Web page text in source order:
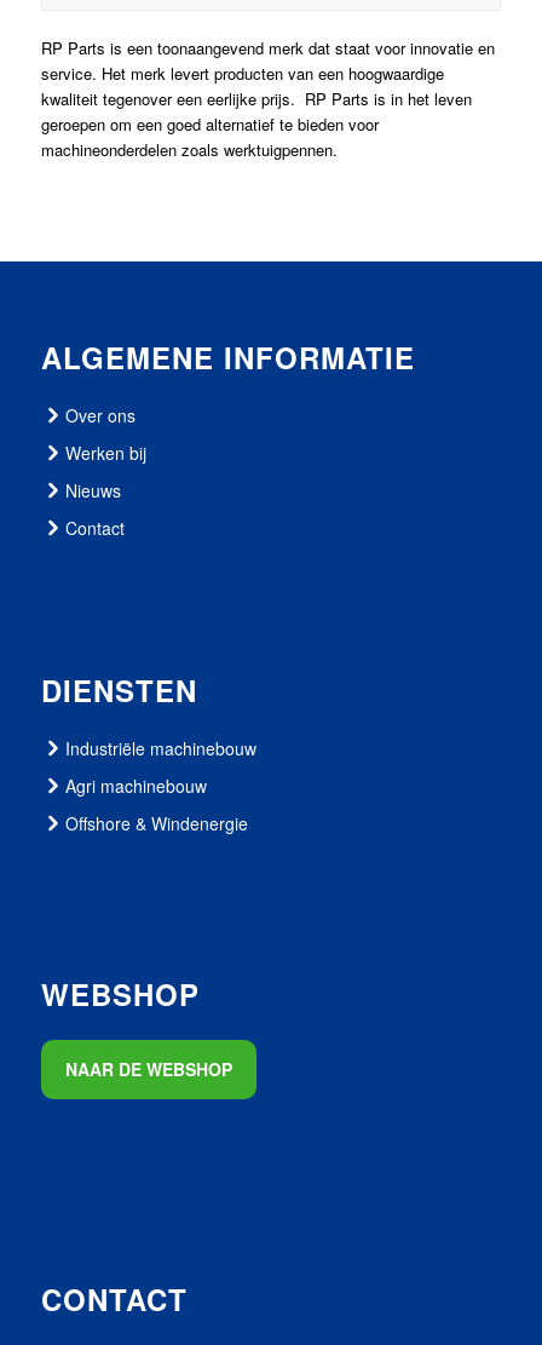
RP Parts is een toonaangevend merk dat staat voor innovatie en
service. Het merk levert producten van een hoogwaardige
kwaliteit tegenover een eerlijke prijs. RP Parts is in het leven
geroepen om een goed alternatief te bieden voor
machineonderdelen zoals werktuigpennen.
ALGEMENE INFORMATIE
Over ons
Werken bij
Nieuws
Contact
DIENSTEN
Industriële machinebouw
Agri machinebouw
Offshore & Windenergie
WEBSHOP
NAAR DE WEBSHOP
CONTACT